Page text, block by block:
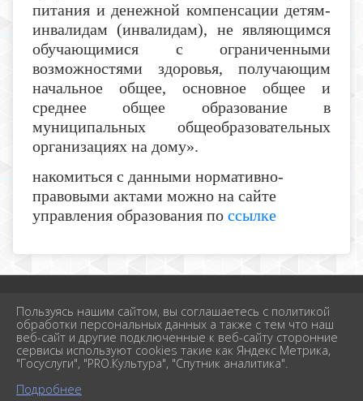
питания и денежной компенсации детям-
инвалидам (инвалидам), не являющимся
обучающимися с ограниченными
возможностями здоровья, получающим
начальное общее, основное общее и
среднее общее образование в
муниципальных общеобразовательных
организациях на дому».
накомиться с данными нормативно-
правовыми актами можно на сайте
управления образования по ссылке
Вход
Карта сайта
Политика обработки персональных данных
Сделано на KubCMS
Разработка и поддержка
Пользуясь нашим сайтом, вы соглашаетесь с политикой
обработки персональных данных а также с тем что наш
веб-сайт и другие подключенные к веб-сайту сторонние
сервисы используют cookies такие как Яндекс Метрика,
"Госуслуги", "PRO.Культура", "Спутник аналитика".
Подробнее